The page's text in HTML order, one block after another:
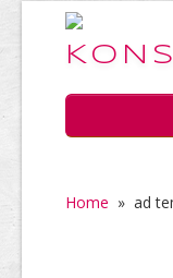
Home
Home » ad